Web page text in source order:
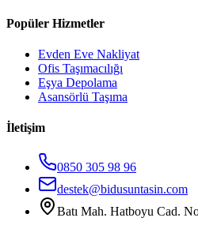
Popüler Hizmetler
Evden Eve Nakliyat
Ofis Taşımacılığı
Eşya Depolama
Asansörlü Taşıma
İletişim
0850 305 98 96
destek@bidusuntasin.com
Batı Mah. Hatboyu Cad.